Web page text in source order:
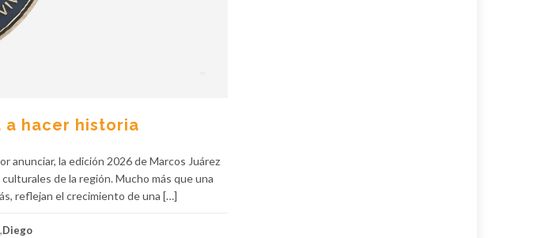
a hacer historia
anunciar, la edición 2026 de Marcos Juárez
de la región. Mucho más que una
reflejan el crecimiento de una […]
,Diego